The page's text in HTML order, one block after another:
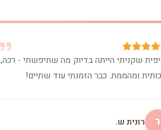
שקניתי הייתה בדיוק מה שחיפשתי - רכה,
ומהממת. כבר הזמנתי עוד שתיים!
ר רונית ש.